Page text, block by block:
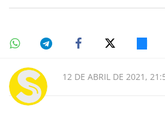
12 DE ABRIL DE 2021,